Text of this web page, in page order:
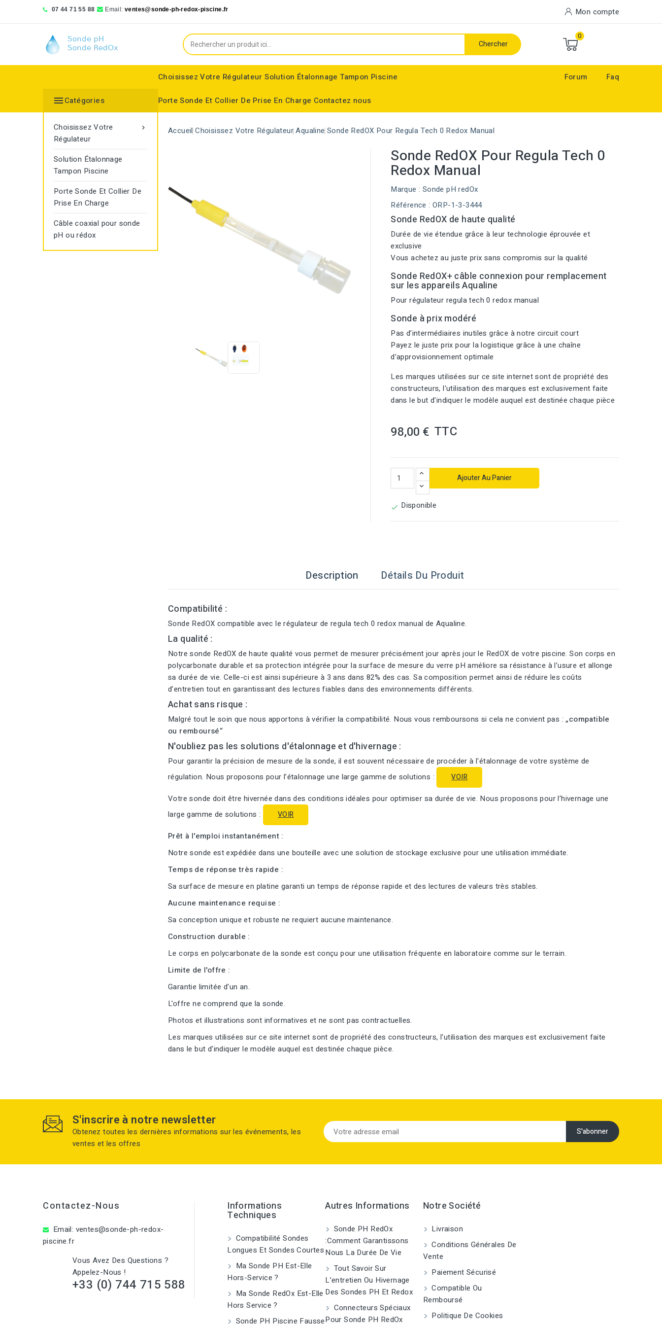
07 44 71 55 88 Email: ventes@sonde-ph-redox-piscine.fr Mon compte
Chercher
0
Choisissez Votre Régulateur Solution Étalonnage Tampon Piscine
Porte Sonde Et Collier De Prise En Charge Contactez nous
Forum Faq
Catégories

Choisissez Votre
Régulateur
Solution Étalonnage
Tampon Piscine
Porte Sonde Et Collier De
Prise En Charge
Câble coaxial pour sonde
pH ou rédox
Accueil Choisissez Votre Régulateur Aqualine Sonde RedOX Pour Regula Tech 0 Redox Manual
Sonde RedOX Pour Regula Tech 0
Redox Manual
Marque : Sonde pH redOx
Référence : ORP-1-3-3444
Sonde RedOX de haute qualité
Durée de vie étendue grâce à leur technologie éprouvée et
exclusive
Vous achetez au juste prix sans compromis sur la qualité
Sonde RedOX+ câble connexion pour remplacement
sur les appareils Aqualine
Pour régulateur regula tech 0 redox manual
Sonde à prix modéré
Pas d’intermédiaires inutiles grâce à notre circuit court
Payez le juste prix pour la logistique grâce à une chaîne
d’approvisionnement optimale
Les marques utilisées sur ce site internet sont de propriété des
constructeurs, l'utilisation des marques est exclusivement faite
dans le but d'indiquer le modèle auquel est destinée chaque pièce
98,00 € TTC
Ajouter Au Panier
 Disponible
Description Détails Du Produit
Compatibilité :
Sonde RedOX compatible avec le régulateur de regula tech 0 redox manual de Aqualine.
La qualité :
Notre sonde RedOX de haute qualité vous permet de mesurer précisément jour après jour le RedOX de votre piscine. Son corps en
polycarbonate durable et sa protection intégrée pour la surface de mesure du verre pH améliore sa résistance à l’usure et allonge
sa durée de vie. Celle-ci est ainsi supérieure à 3 ans dans 82% des cas. Sa composition permet ainsi de réduire les coûts
d’entretien tout en garantissant des lectures fiables dans des environnements différents.
Achat sans risque :
Malgré tout le soin que nous apportons à vérifier la compatibilité. Nous vous remboursons si cela ne convient pas :„compatible
ou remboursé“
N'oubliez pas les solutions d'étalonnage et d'hivernage :
Pour garantir la précision de mesure de la sonde, il est souvent nécessaire de procéder à l'étalonnage de votre système de
régulation. Nous proposons pour l’étalonnage une large gamme de solutions :
VOIR
Votre sonde doit être hivernée dans des conditions idéales pour optimiser sa durée de vie. Nous proposons pour l’hivernage une
large gamme de solutions :
VOIR
Prêt à l'emploi instantanément :
Notre sonde est expédiée dans une bouteille avec une solution de stockage exclusive pour une utilisation immédiate.
Temps de réponse très rapide :
Sa surface de mesure en platine garanti un temps de réponse rapide et des lectures de valeurs très stables.
Aucune maintenance requise :
Sa conception unique et robuste ne requiert aucune maintenance.
Construction durable :
Le corps en polycarbonate de la sonde est conçu pour une utilisation fréquente en laboratoire comme sur le terrain.
Limite de l'offre :
Garantie limitée d'un an.
L'offre ne comprend que la sonde.
Photos et illustrations sont informatives et ne sont pas contractuelles.
Les marques utilisées sur ce site internet sont de propriété des constructeurs, l'utilisation des marques est exclusivement faite
dans le but d'indiquer le modèle auquel est destinée chaque pièce.
S'inscrire à notre newsletter
Obtenez toutes les dernières informations sur les événements, les
ventes et les offres
Contactez-Nous
Email: ventes@sonde-ph-redox-
piscine.fr
Vous Avez Des Questions ?
Appelez-Nous !
+33 (0) 744 715 588
Informations
Techniques
Compatibilité Sondes
Longues Et Sondes Courtes
Ma Sonde PH Est-Elle
Hors-Service ?
Ma Sonde RedOx Est-Elle
Hors Service ?
Sonde PH Piscine Fausse
Autres Informations
Sonde PH RedOx
:Comment Garantissons
Nous La Durée De Vie
Tout Savoir Sur
L’entretien Ou Hivernage
Des Sondes PH Et Redox
Connecteurs Spéciaux
Pour Sonde PH RedOx
Notre Société
Livraison
Conditions Générales De
Vente
Paiement Sécurisé
Compatible Ou
Remboursé
Politique De Cookies